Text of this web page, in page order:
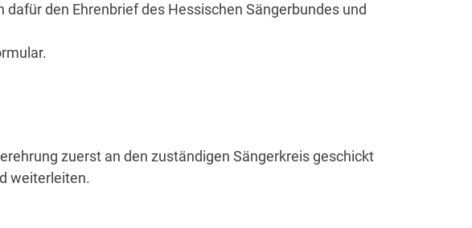
den Ehrenbrief des Hessischen Sängerbundes und
zuerst an den zuständigen Sängerkreis geschickt
weiterleiten.